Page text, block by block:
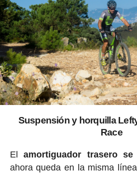
Suspensión y horquilla
Race
Elamortiguador trasero
ahora queda en la misma